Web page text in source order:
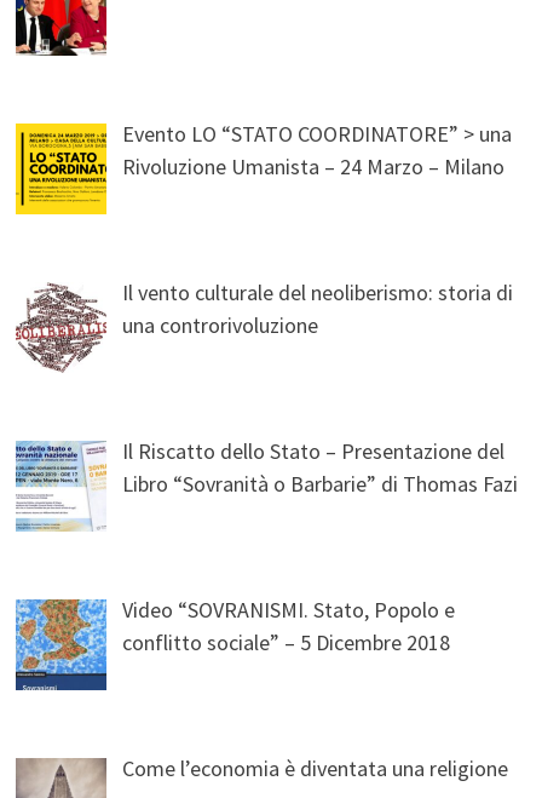
Evento LO “STATO COORDINATORE” > una
Rivoluzione Umanista – 24 Marzo – Milano
Il vento culturale del neoliberismo: storia di
una controrivoluzione
Il Riscatto dello Stato – Presentazione del
Libro “Sovranità o Barbarie” di Thomas Fazi
Video “SOVRANISMI. Stato, Popolo e
conflitto sociale” – 5 Dicembre 2018
Come l’economia è diventata una religione